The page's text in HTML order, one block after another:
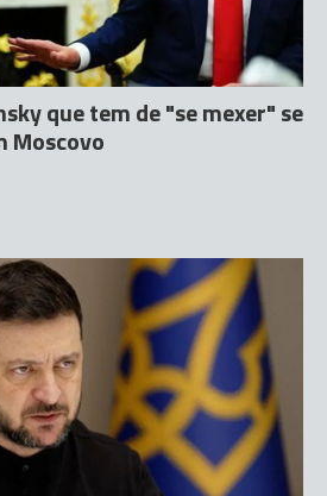
que tem de "se mexer" se
Moscovo